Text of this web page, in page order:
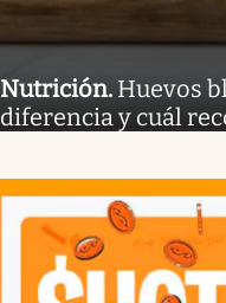
Nutrición. Huevos
diferencia y cuál